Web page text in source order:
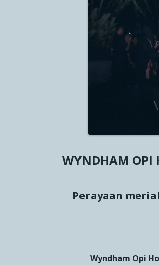
WYNDHAM OPI
Perayaan
Wyndham Opi